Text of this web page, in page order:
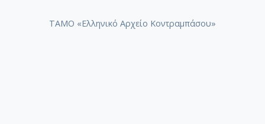
ΤΑΜΟ «Ελληνικό Αρχείο Κοντραμπάσου»